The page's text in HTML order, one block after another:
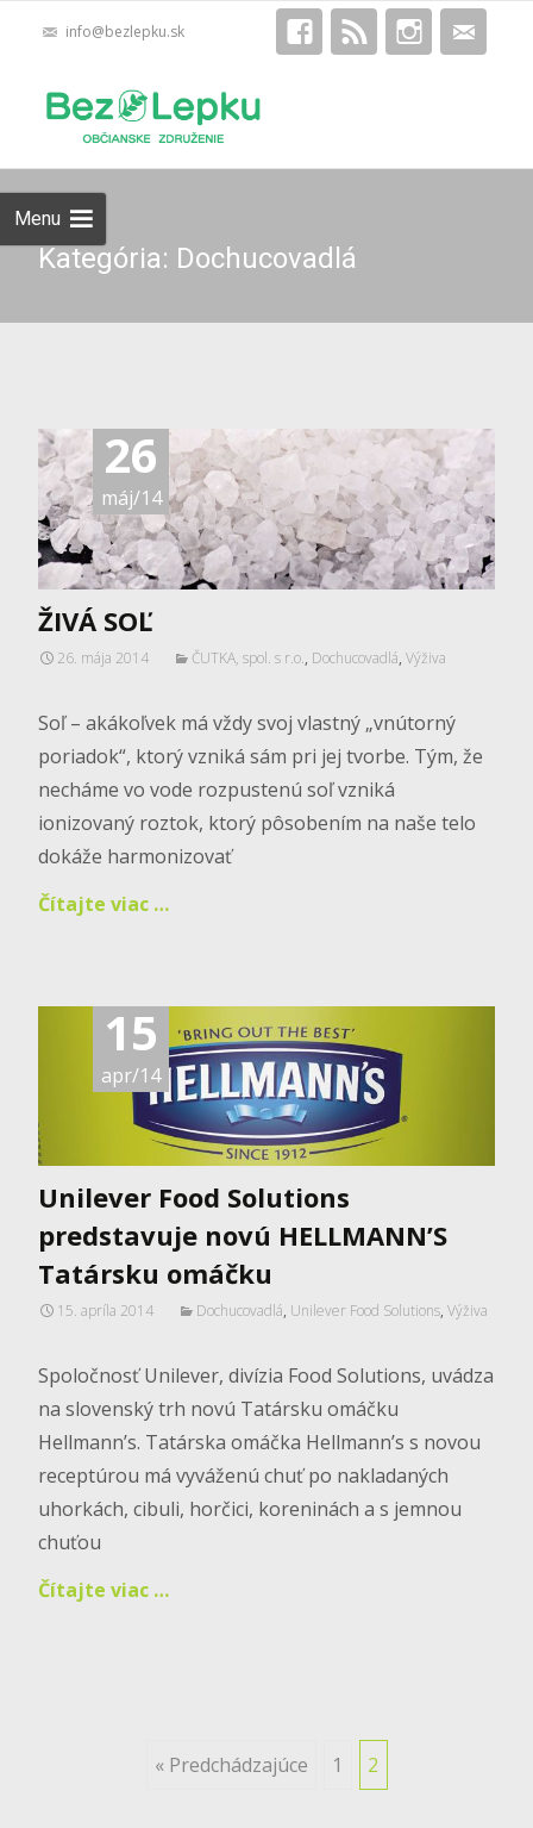
info@bezlepku.sk
Menu
Kategória: Dochucovadlá
26
máj/14
ŽIVÁ SOĽ
26. mája 2014 ČUTKA, spol. s r.o., Dochucovadlá, Výživa
Soľ – akákoľvek má vždy svoj vlastný „vnútorný
poriadok“, ktorý vzniká sám pri jej tvorbe. Tým, že
necháme vo vode rozpustenú soľ vzniká
ionizovaný roztok, ktorý pôsobením na naše telo
dokáže harmonizovať
Čítajte viac …
15
apr/14
Unilever Food Solutions
predstavuje novú HELLMANN’S
Tatársku omáčku
15. apríla 2014 Dochucovadlá, Unilever Food Solutions, Výživa
Spoločnosť Unilever, divízia Food Solutions, uvádza
na slovenský trh novú Tatársku omáčku
Hellmann’s. Tatárska omáčka Hellmann’s s novou
receptúrou má vyváženú chuť po nakladaných
uhorkách, cibuli, horčici, koreninách a s jemnou
chuťou
Čítajte viac …
Posts« Predchádzajúce 1 2